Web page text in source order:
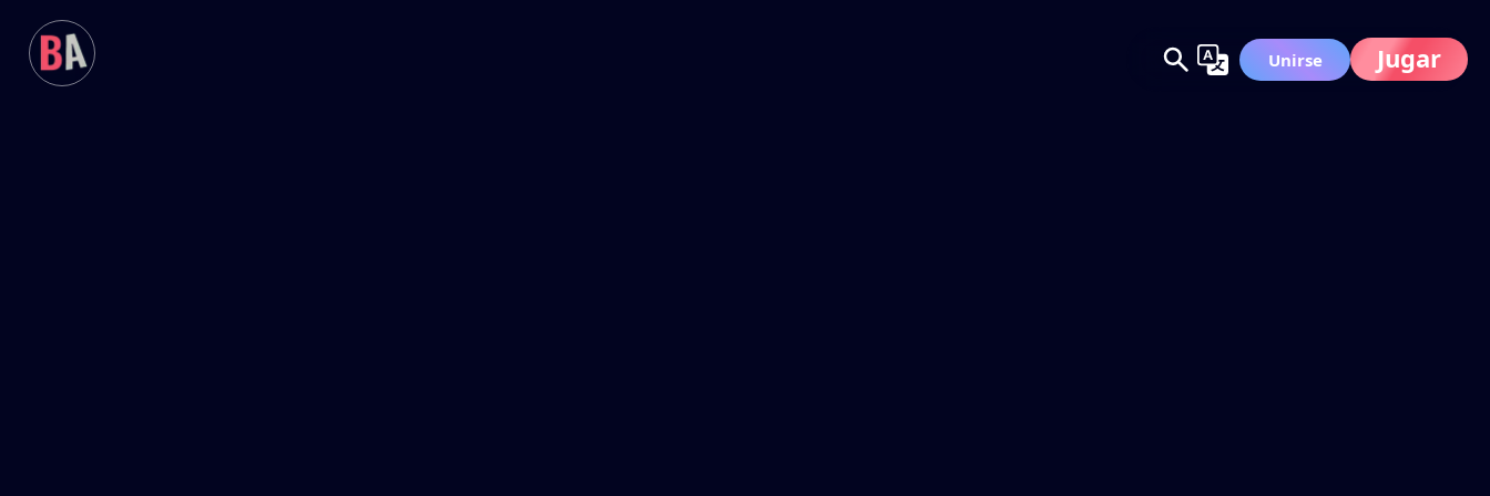
Unirse Jugar